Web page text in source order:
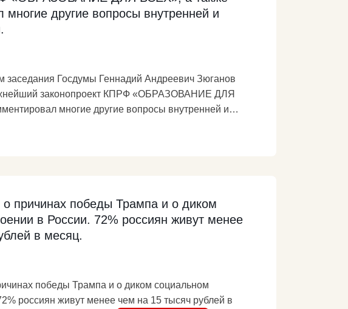
многие другие вопросы внутренней и
заседания Госдумы Геннадий Андреевич Зюганов
законопроект КПРФ «ОБРАЗОВАНИЕ ДЛЯ
многие другие вопросы внутренней и
образования, которое опирается на
Подробнее: https://kprf.ru/party-
Подробнее
о причинах победы Трампа и о диком
в России. 72% россиян живут менее
в месяц.
победы Трампа и о диком социальном
россиян живут менее чем на 15 тысяч рублей в